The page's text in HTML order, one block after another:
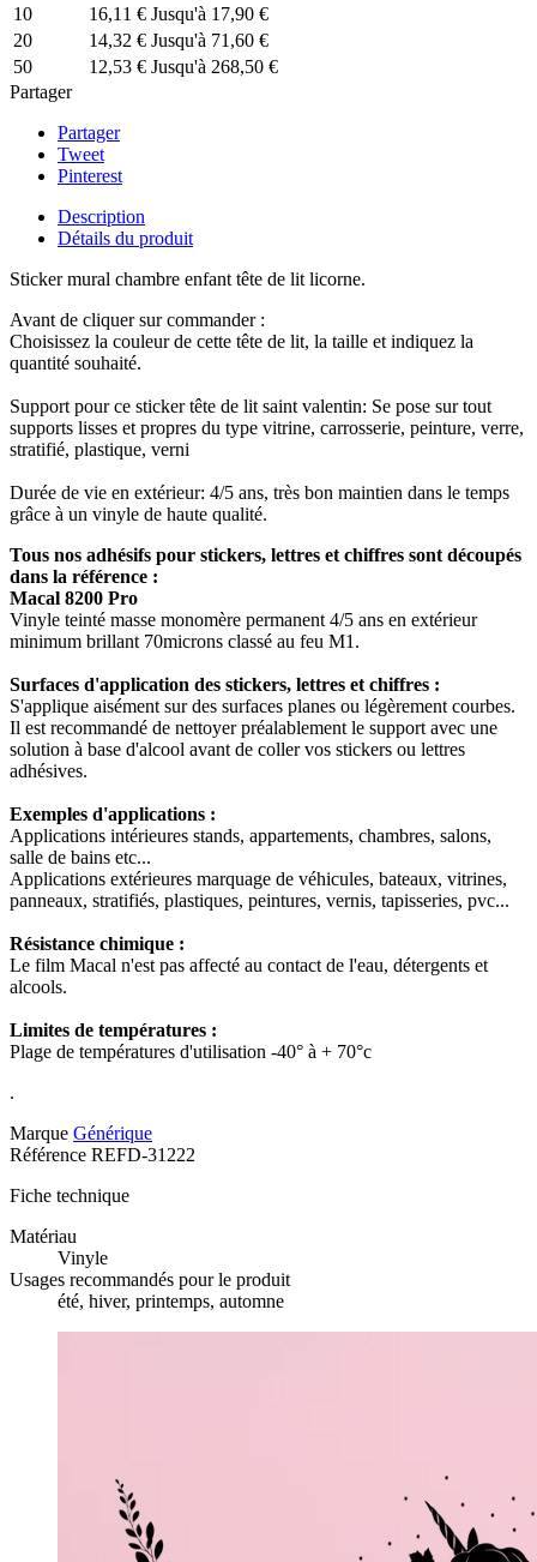
10
16,11 € Jusqu'à 17,90 €
20
14,32 € Jusqu'à 71,60 €
50
12,53 € Jusqu'à 268,50 €
Partager
Partager
Tweet
Pinterest
Description
Détails du produit
Sticker mural chambre enfant tête de lit licorne.
Avant de cliquer sur commander :
Choisissez la couleur de cette tête de lit, la taille et indiquez la
quantité souhaité.
Support pour ce sticker tête de lit saint valentin: Se pose sur tout
supports lisses et propres du type vitrine, carrosserie, peinture, verre,
stratifié, plastique, verni
Durée de vie en extérieur: 4/5 ans, très bon maintien dans le temps
grâce à un vinyle de haute qualité.
Tous nos adhésifs pour stickers, lettres et chiffres sont découpés
dans la référence :
Macal 8200 Pro
Vinyle teinté masse monomère permanent 4/5 ans en extérieur
minimum brillant 70microns classé au feu M1.
Surfaces d'application des stickers, lettres et chiffres :
S'applique aisément sur des surfaces planes ou légèrement courbes.
Il est recommandé de nettoyer préalablement le support avec une
solution à base d'alcool avant de coller vos stickers ou lettres
adhésives.
Exemples d'applications :
Applications intérieures stands, appartements, chambres, salons,
salle de bains etc...
Applications extérieures marquage de véhicules, bateaux, vitrines,
panneaux, stratifiés, plastiques, peintures, vernis, tapisseries, pvc...
Résistance chimique :
Le film Macal n'est pas affecté au contact de l'eau, détergents et
alcools.
Limites de températures :
Plage de températures d'utilisation -40° à + 70°c
.
Marque Générique
Référence REFD-31222
Fiche technique
Matériau
Vinyle
Usages recommandés pour le produit
été, hiver, printemps, automne